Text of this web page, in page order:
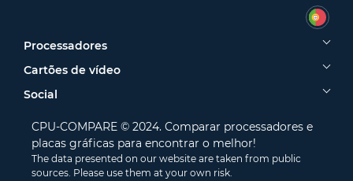
Processadores
Cartões de vídeo
Social
CPU-COMPARE © 2024. Comparar processadores e
placas gráficas para encontrar o melhor!
The data presented on our website are taken from public
sources. Please use them at your own risk.